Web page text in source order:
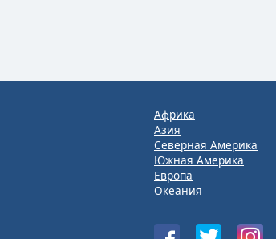
Африка
Азия
Северная Америка
Южная Америка
Европа
Океания